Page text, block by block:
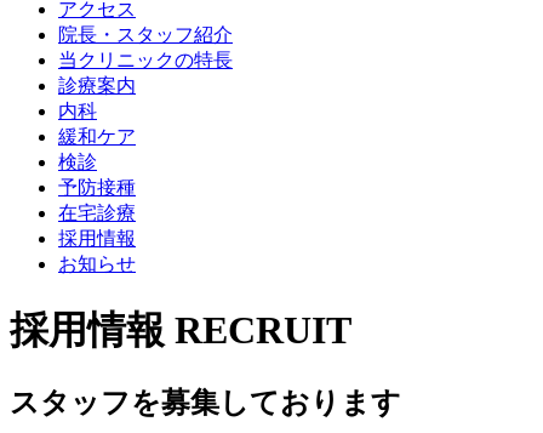
アクセス
院長・スタッフ紹介
当クリニックの特長
診療案内
内科
緩和ケア
検診
予防接種
在宅診療
採用情報
お知らせ
採用情報 RECRUIT
スタッフを募集しております